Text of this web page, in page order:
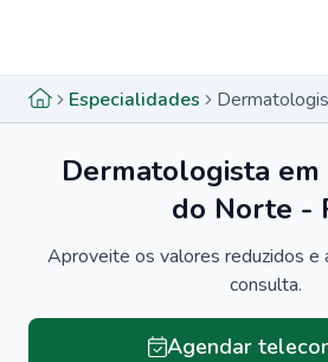
Especialidades
Dermatologista
do Norte -
Aproveite os valores reduzidos e
consulta.
Agendar